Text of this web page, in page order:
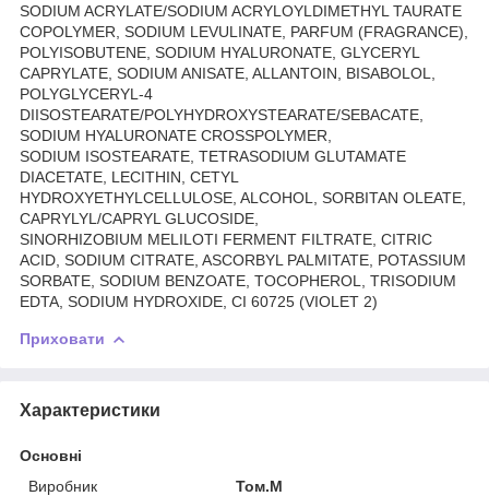
SODIUM ACRYLATE/SODIUM ACRYLOYLDIMETHYL TAURATE
COPOLYMER, SODIUM LEVULINATE, PARFUM (FRAGRANCE),
POLYISOBUTENE, SODIUM HYALURONATE, GLYCERYL
CAPRYLATE, SODIUM ANISATE, ALLANTOIN, BISABOLOL,
POLYGLYCERYL-4
DIISOSTEARATE/POLYHYDROXYSTEARATE/SEBACATE,
SODIUM HYALURONATE CROSSPOLYMER,
SODIUM ISOSTEARATE, TETRASODIUM GLUTAMATE
DIACETATE, LECITHIN, CETYL
HYDROXYETHYLCELLULOSE, ALCOHOL, SORBITAN OLEATE,
CAPRYLYL/CAPRYL GLUCOSIDE,
SINORHIZOBIUM MELILOTI FERMENT FILTRATE, CITRIC
ACID, SODIUM CITRATE, ASCORBYL PALMITATE, POTASSIUM
SORBATE, SODIUM BENZOATE, TOCOPHEROL, TRISODIUM
EDTA, SODIUM HYDROXIDE, CI 60725 (VIOLET 2)
Приховати
Характеристики
Основні
Виробник
Том.М